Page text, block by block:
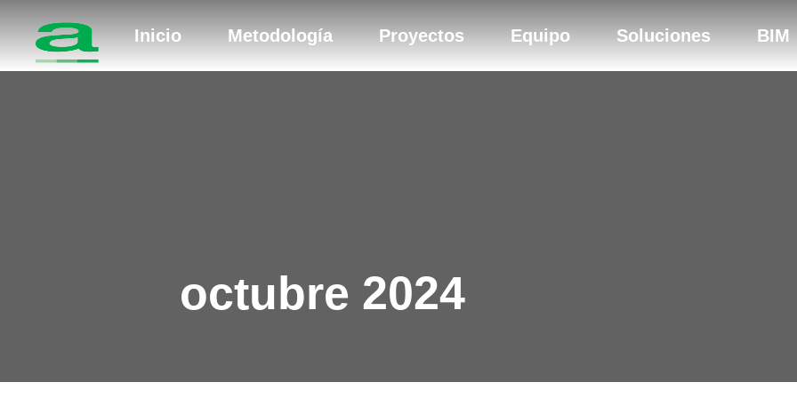
Inicio Metodología Proyectos Equipo Soluciones BIM
octubre 2024